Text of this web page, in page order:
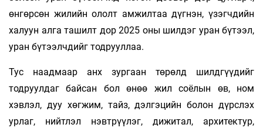
өнгөрсөн жилийн ололт амжилтаа дүгнэн, үзэгчдийн
халуун алга ташилт дор 2025 оны шилдэг уран бүтээл,
уран бүтээлчдийг тодрууллаа.
Тус наадмаар анх зургаан төрөлд шилдгүүдийг
тодруулдаг байсан бол өнөө жил соёлын өв, ном
хэвлэл, дуу хөгжим, тайз, дэлгэцийн болон дүрслэх
урлаг, нийтлэл нэвтрүүлэг, дижитал, архитектур,